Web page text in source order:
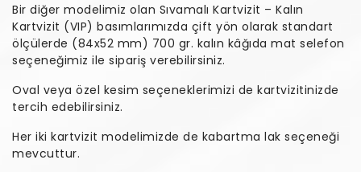
Bir diğer modelimiz olan Sıvamalı Kartvizit – Kalın
Kartvizit (VIP) basımlarımızda çift yön olarak standart
ölçülerde (84x52 mm) 700 gr. kalın kâğıda mat selefon
seçeneğimiz ile sipariş verebilirsiniz.
Oval veya özel kesim seçeneklerimizi de kartvizitinizde
tercih edebilirsiniz.
Her iki kartvizit modelimizde de kabartma lak seçeneği
mevcuttur.